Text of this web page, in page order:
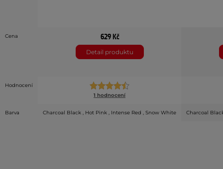
Cena 629 Kč
Detail produktu
Hodnocení
1 hodnocení
Barva Charcoal Black , Hot Pink , Intense Red , Snow White Charcoal